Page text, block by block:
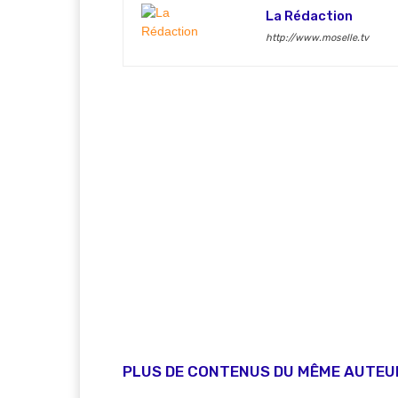
La Rédaction
http://www.moselle.tv
PLUS DE CONTENUS DU MÊME